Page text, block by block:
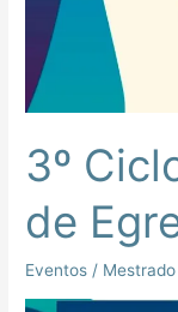
3º
de
Eventos / Mestrado